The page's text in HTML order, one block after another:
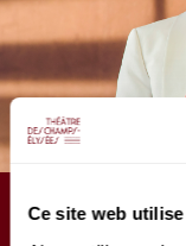
Ce site web
ARTICLE